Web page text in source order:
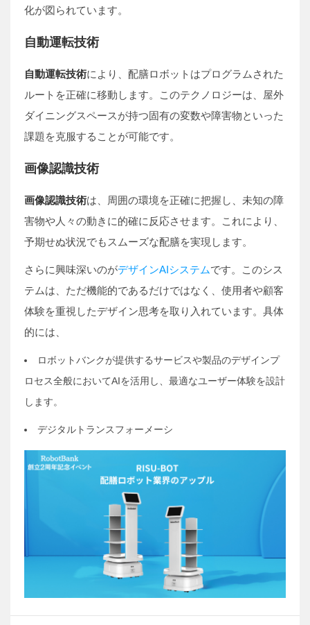
化が図られています。
自動運転技術
自動運転技術により、配膳ロボットはプログラムされた
ルートを正確に移動します。このテクノロジーは、屋外
ダイニングスペースが持つ固有の変数や障害物といった
課題を克服することが可能です。
画像認識技術
画像認識技術は、周囲の環境を正確に把握し、未知の障
害物や人々の動きに的確に反応させます。これにより、
予期せぬ状況でもスムーズな配膳を実現します。
さらに興味深いのがデザインAIシステムです。このシス
テムは、ただ機能的であるだけではなく、使用者や顧客
体験を重視したデザイン思考を取り入れています。具体
的には、
ロボットバンクが提供するサービスや製品のデザインプ
ロセス全般においてAIを活用し、最適なユーザー体験を設計
します。
デジタルトランスフォーメーシ